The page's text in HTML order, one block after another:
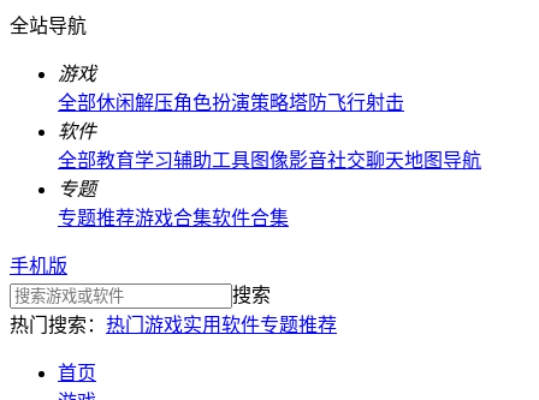
全站导航
游戏
全部休闲解压角色扮演策略塔防飞行射击
软件
全部教育学习辅助工具图像影音社交聊天地图导航
专题
专题推荐游戏合集软件合集
手机版
搜索
热门搜索： 热门游戏实用软件专题推荐
首页